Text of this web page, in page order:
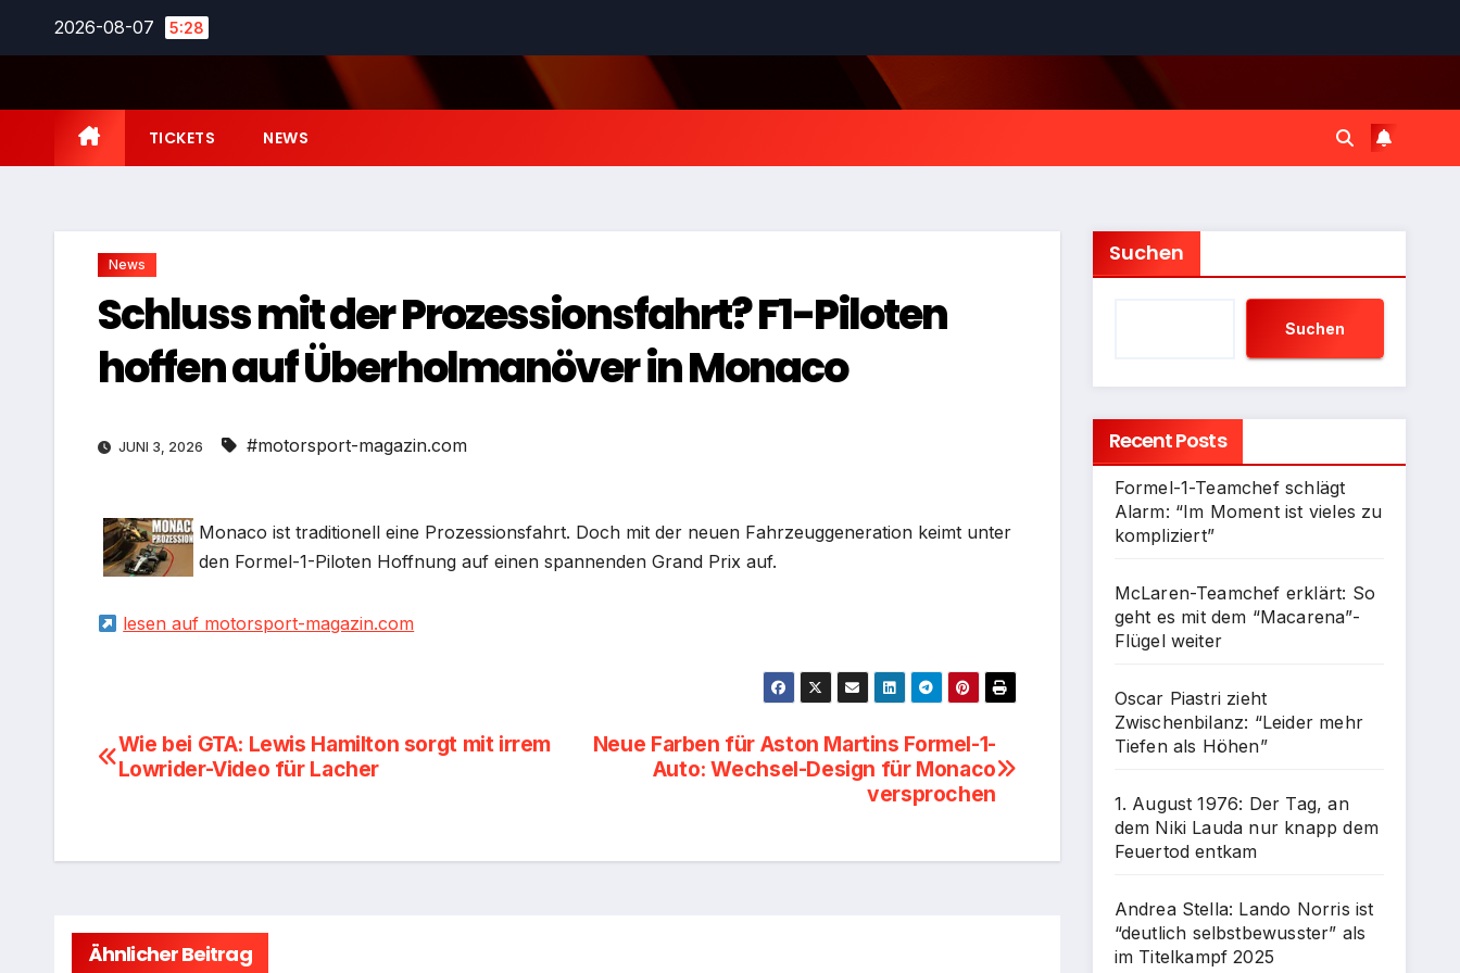
2026-08-07 5:28
TICKETS NEWS
News
Schluss mit der Prozessionsfahrt? F1-Piloten
hoffen auf Überholmanöver in Monaco
JUNI 3, 2026 #motorsport-magazin.com
Monaco ist traditionell eine Prozessionsfahrt. Doch mit der neuen Fahrzeuggeneration keimt unter
den Formel-1-Piloten Hoffnung auf einen spannenden Grand Prix auf.
lesen auf motorsport-magazin.com
Beitragsnavigation
Neue Farben für Aston Martins Formel-1-
Auto: Wechsel-Design für Monaco
versprochen
Wie bei GTA: Lewis Hamilton sorgt mit irrem
Lowrider-Video für Lacher
Ähnlicher Beitrag
Suchen
Suchen
Recent Posts
Formel-1-Teamchef schlägt
Alarm: “Im Moment ist vieles zu
kompliziert”
McLaren-Teamchef erklärt: So
geht es mit dem “Macarena”-
Flügel weiter
Oscar Piastri zieht
Zwischenbilanz: “Leider mehr
Tiefen als Höhen”
1. August 1976: Der Tag, an
dem Niki Lauda nur knapp dem
Feuertod entkam
Andrea Stella: Lando Norris ist
“deutlich selbstbewusster” als
im Titelkampf 2025